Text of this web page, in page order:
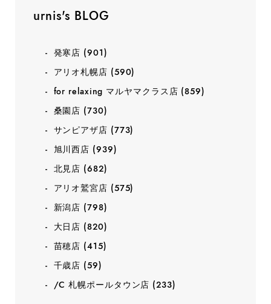
urnis's BLOG
発寒店 (901)
アリオ札幌店 (590)
for relaxing マルヤマクラス店 (859)
桑園店 (730)
サンピアザ店 (773)
旭川西店 (939)
北見店 (682)
アリオ鷲宮店 (575)
新潟店 (798)
大日店 (820)
苗穂店 (415)
千歳店 (59)
/C 札幌ポールタウン店 (233)